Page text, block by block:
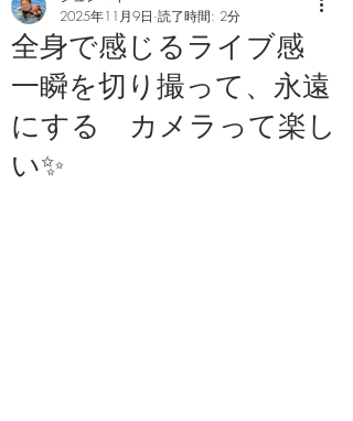
全身で感じるライブ感
一瞬を切り撮って、永遠
にする カメラって楽し
い✨
2025年11月9日 読了時間: 2分